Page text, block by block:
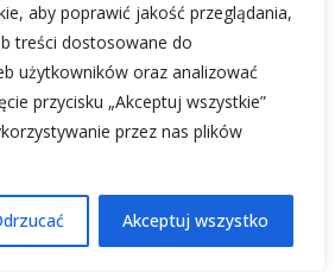
aby poprawić jakość przeglądania,
treści dostosowane do
użytkowników oraz analizować
przycisku „Akceptuj wszystkie”
przez nas plików
Akceptuj wszystko
18 lipca, 2026